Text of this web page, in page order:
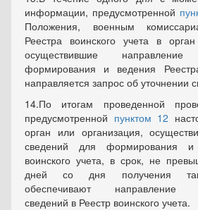
информации, предусмотренной
Положения, военным
Реестра воинского учета в
осуществившие
формирования и ведения
направляется запрос об уточнении
14.По итогам проведенной
предусмотренной пунктом 12
орган или организация,
сведений для формирования и
воинского учета, в срок, не
дней со дня получения
обеспечивают направление
сведений в Реестр воинского учета.